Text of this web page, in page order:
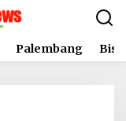
Palembang